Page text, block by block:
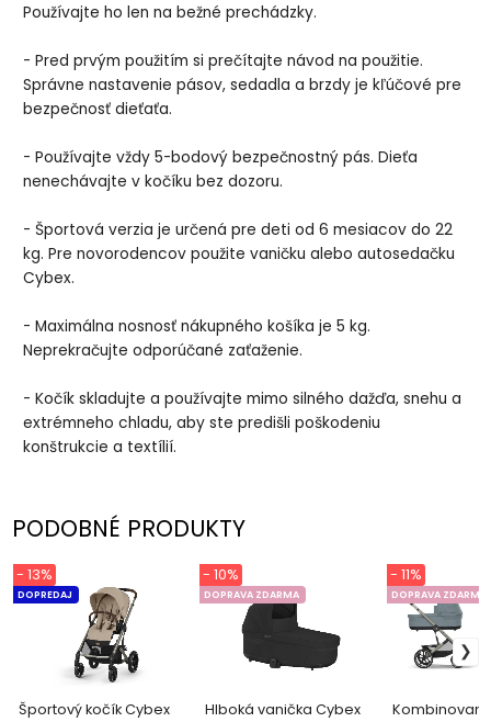
Používajte ho len na bežné prechádzky.
- Pred prvým použitím si prečítajte návod na použitie.
Správne nastavenie pásov, sedadla a brzdy je kľúčové pre
bezpečnosť dieťaťa.
- Používajte vždy 5-bodový bezpečnostný pás. Dieťa
nenechávajte v kočíku bez dozoru.
- Športová verzia je určená pre deti od 6 mesiacov do 22
kg. Pre novorodencov použite vaničku alebo autosedačku
Cybex.
- Maximálna nosnosť nákupného košíka je 5 kg.
Neprekračujte odporúčané zaťaženie.
- Kočík skladujte a používajte mimo silného dažďa, snehu a
extrémneho chladu, aby ste predišli poškodeniu
konštrukcie a textílií.
PODOBNÉ PRODUKTY
Športový kočík Cybex
DOPREDAJ
- 13%
Hlboká vanička Cybex
DOPRAVA ZDARMA
- 10%
DOPRAVA ZDARMA
- 11%